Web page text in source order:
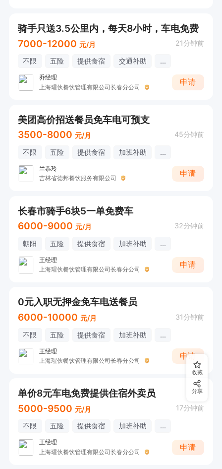
骑手只送3.5公里内，每天8小时，车电免费
7000-12000 元/月 21分钟前
不限 五险 提供食宿 交通补助 ...
乔经理
上海瑆伙餐饮管理有限公司长春分公司
申请
美团高价招送餐员免车电可预支
3500-8000 元/月 45分钟前
不限 五险 提供食宿 加班补助 ...
兰恭玲
吉林省德邦餐饮服务有限公司
申请
长春市骑手6块5一单免费车
6000-9000 元/月 32分钟前
朝阳 五险 提供食宿 加班补助 ...
王经理
上海瑆伙餐饮管理有限公司长春分公司
申请
0元入职无押金免车电送餐员
6000-10000 元/月 31分钟前
不限 五险 提供食宿 加班补助 ...
王经理
上海瑆伙餐饮管理有限公司长春分公司
申请
单价8元车电免费提供住宿外卖员
5000-9500 元/月 17分钟前
不限 五险 提供食宿 加班补助 ...
王经理
上海瑆伙餐饮管理有限公司长春分公司
申请
收藏
分享